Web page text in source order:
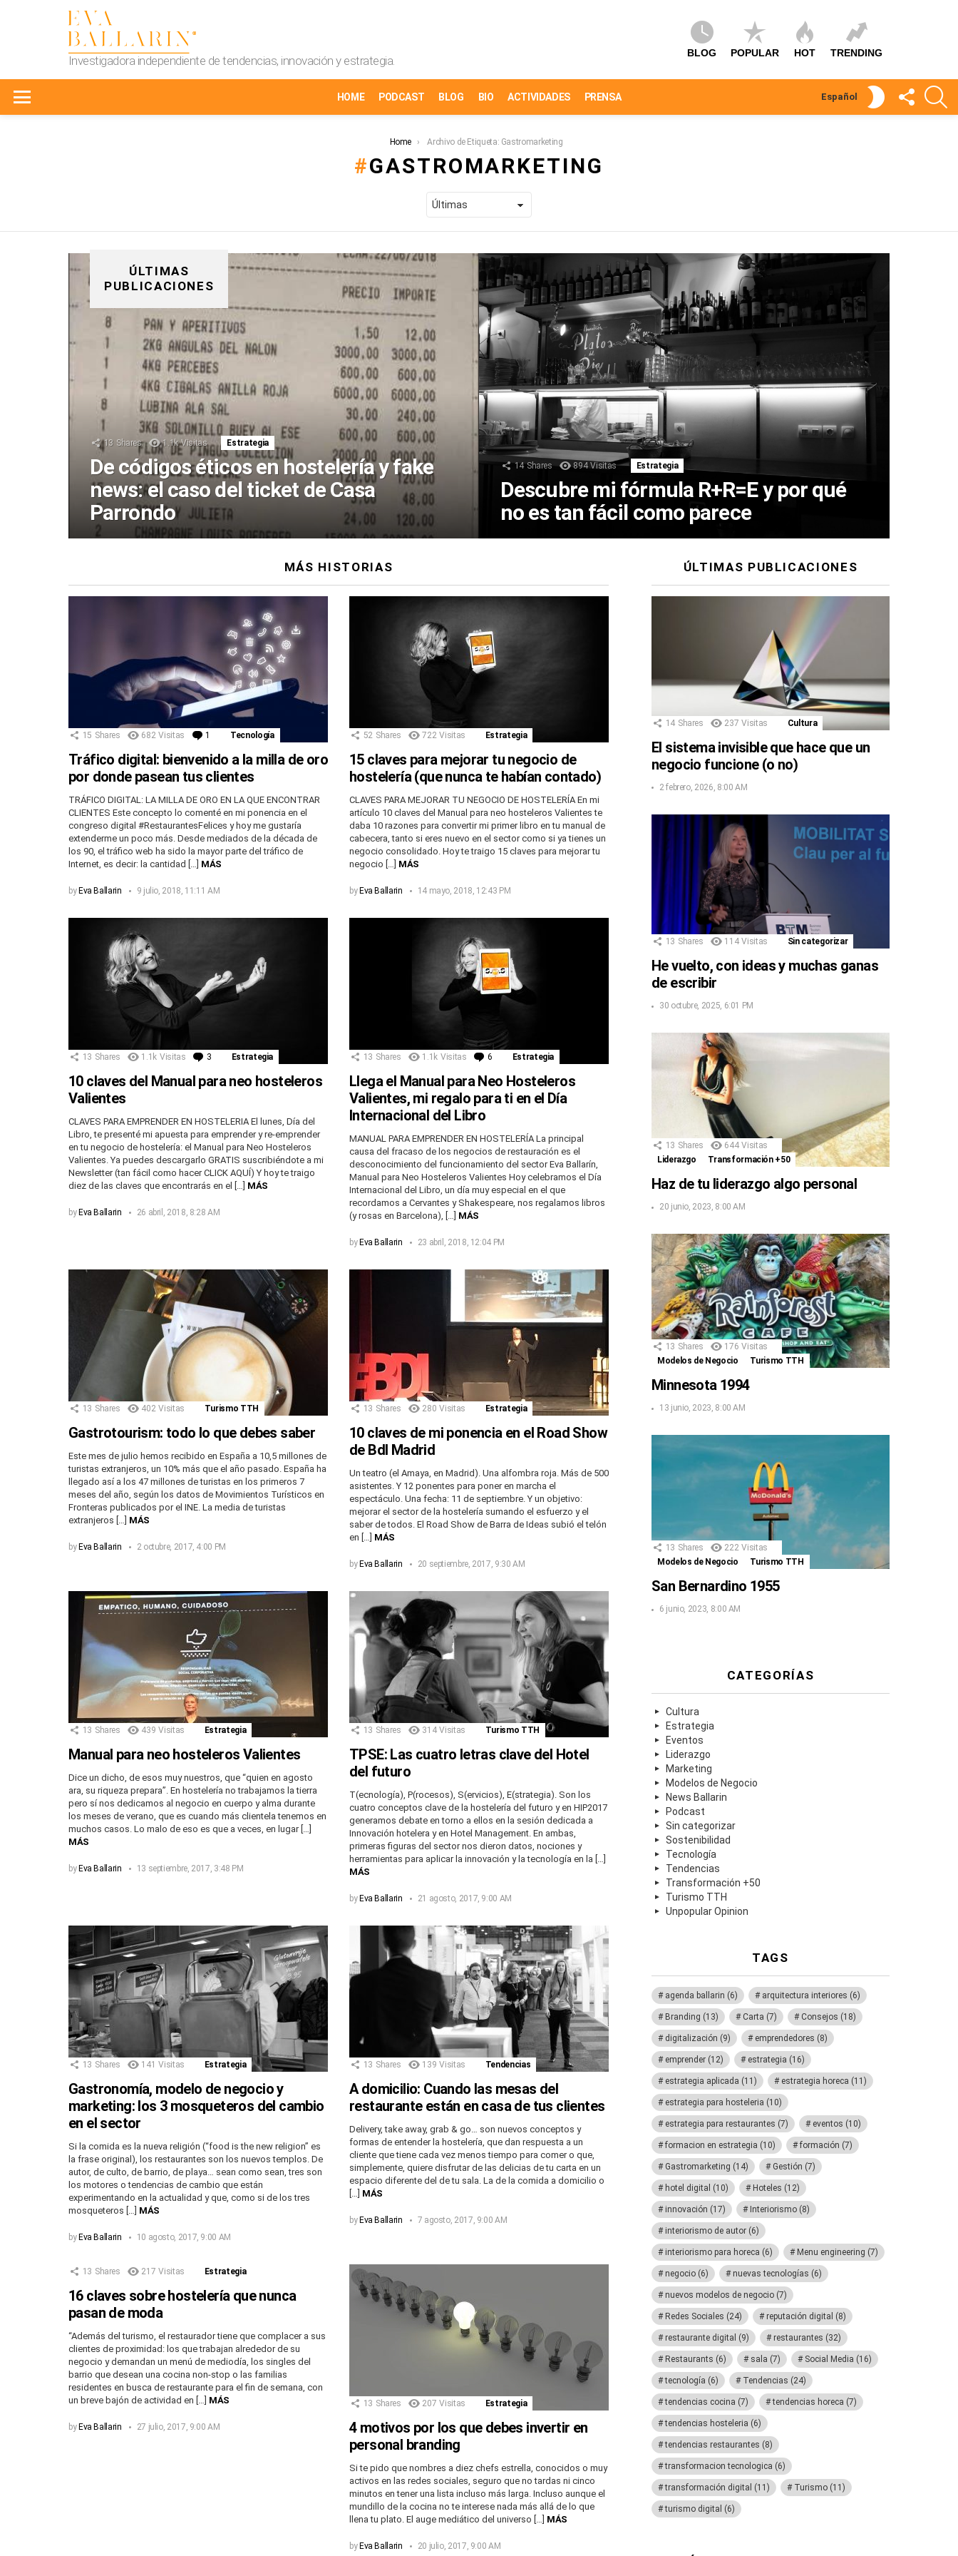
Investigadora independiente de tendencias, innovación y estrategia.
BLOG POPULAR HOT TRENDING
HOME PODCAST BLOG BIO ACTIVIDADES PRENSA Español
SKIN
SÍGUEME
Home Archivo de Etiqueta: Gastromarketing
GASTROMARKETING
ÚLTIMAS
PUBLICACIONES
13 Shares 1.1k Visitas Estrategia
De códigos éticos en hostelería y fake
news: el caso del ticket de Casa
Parrondo
14 Shares 894 Visitas Estrategia
Descubre mi fórmula R+R=E y por qué
no es tan fácil como parece
MÁS HISTORIAS
15 Shares 682 Visitas 1 Comentario
Tecnología
Tráfico digital: bienvenido a la milla de oro
por donde pasean tus clientes
TRÁFICO DIGITAL: LA MILLA DE ORO EN LA QUE ENCONTRAR
CLIENTES Este concepto lo comenté en mi ponencia en el
congreso digital #RestaurantesFelices y hoy me gustaría
extenderme un poco más. Desde mediados de la década de
los 90, el tráfico web ha sido la mayor parte del tráfico de
Internet, es decir: la cantidad […] MÁS
by Eva Ballarin 9 julio, 2018, 11:11 AM
52 Shares 722 Visitas Estrategia
15 claves para mejorar tu negocio de
hostelería (que nunca te habían contado)
CLAVES PARA MEJORAR TU NEGOCIO DE HOSTELERÍA En mi
artículo 10 claves del Manual para neo hosteleros Valientes te
daba 10 razones para convertir mi primer libro en tu manual de
cabecera, tanto si eres nuevo en el sector como si ya tienes un
negocio consolidado. Hoy te traigo 15 claves para mejorar tu
negocio […] MÁS
by Eva Ballarin 14 mayo, 2018, 12:43 PM
13 Shares 1.1k Visitas 3 Comentarios
Estrategia
10 claves del Manual para neo hosteleros
Valientes
CLAVES PARA EMPRENDER EN HOSTELERIA El lunes, Día del
Libro, te presenté mi apuesta para emprender y re-emprender
en tu negocio de hostelería: el Manual para Neo Hosteleros
Valientes. Ya puedes descargarlo GRATIS suscribiéndote a mi
Newsletter (tan fácil como hacer CLICK AQUÍ) Y hoy te traigo
diez de las claves que encontrarás en el […] MÁS
by Eva Ballarin 26 abril, 2018, 8:28 AM
13 Shares 1.1k Visitas 6 Comentarios
Estrategia
Llega el Manual para Neo Hosteleros
Valientes, mi regalo para ti en el Día
Internacional del Libro
MANUAL PARA EMPRENDER EN HOSTELERÍA La principal
causa del fracaso de los negocios de restauración es el
desconocimiento del funcionamiento del sector Eva Ballarín,
Manual para Neo Hosteleros Valientes Hoy celebramos el Día
Internacional del Libro, un día muy especial en el que
recordamos a Cervantes y Shakespeare, nos regalamos libros
(y rosas en Barcelona), […] MÁS
by Eva Ballarin 23 abril, 2018, 12:04 PM
13 Shares 402 Visitas Turismo TTH
Gastrotourism: todo lo que debes saber
Este mes de julio hemos recibido en España a 10,5 millones de
turistas extranjeros, un 10% más que el año pasado. España ha
llegado así a los 47 millones de turistas en los primeros 7
meses del año, según los datos de Movimientos Turísticos en
Fronteras publicados por el INE. La media de turistas
extranjeros […] MÁS
by Eva Ballarin 2 octubre, 2017, 4:00 PM
13 Shares 280 Visitas Estrategia
10 claves de mi ponencia en el Road Show
de BdI Madrid
Un teatro (el Amaya, en Madrid). Una alfombra roja. Más de 500
asistentes. Y 12 ponentes para poner en marcha el
espectáculo. Una fecha: 11 de septiembre. Y un objetivo:
mejorar el sector de la hostelería sumando el esfuerzo y el
saber de todos. El Road Show de Barra de Ideas subió el telón
en […] MÁS
by Eva Ballarin 20 septiembre, 2017, 9:30 AM
13 Shares 439 Visitas Estrategia
Manual para neo hosteleros Valientes
Dice un dicho, de esos muy nuestros, que “quien en agosto
ara, su riqueza prepara”. En hostelería no trabajamos la tierra
pero sí nos dedicamos al negocio en cuerpo y alma durante
los meses de verano, que es cuando más clientela tenemos en
muchos casos. Lo malo de eso es que a veces, en lugar […]
MÁS
by Eva Ballarin 13 septiembre, 2017, 3:48 PM
13 Shares 314 Visitas Turismo TTH
TPSE: Las cuatro letras clave del Hotel
del futuro
T(ecnología), P(rocesos), S(ervicios), E(strategia). Son los
cuatro conceptos clave de la hostelería del futuro y en HIP2017
generamos debate en torno a ellos en la sesión dedicada a
Innovación hotelera y en Hotel Management. En ambas,
primeras figuras del sector nos dieron datos, nociones y
herramientas para aplicar la innovación y la tecnología en la […]
MÁS
by Eva Ballarin 21 agosto, 2017, 9:00 AM
13 Shares 141 Visitas Estrategia
Gastronomía, modelo de negocio y
marketing: los 3 mosqueteros del cambio
en el sector
Si la comida es la nueva religión (“food is the new religion” es
la frase original), los restaurantes son los nuevos templos. De
autor, de culto, de barrio, de playa… sean como sean, tres son
los motores o tendencias de cambio que están
experimentando en la actualidad y que, como si de los tres
mosqueteros […] MÁS
by Eva Ballarin 10 agosto, 2017, 9:00 AM
13 Shares 139 Visitas Tendencias
A domicilio: Cuando las mesas del
restaurante están en casa de tus clientes
Delivery, take away, grab & go… son nuevos conceptos y
formas de entender la hostelería, que dan respuesta a un
cliente que tiene cada vez menos tiempo para comer o que,
simplemente, quiere disfrutar de las delicias de tu carta en un
espacio diferente del de tu sala. La de la comida a domicilio o
[…] MÁS
by Eva Ballarin 7 agosto, 2017, 9:00 AM
13 Shares 217 Visitas Estrategia
16 claves sobre hostelería que nunca
pasan de moda
“Además del turismo, el restaurador tiene que complacer a sus
clientes de proximidad: los que trabajan alrededor de su
negocio y demandan un menú de mediodía, los singles del
barrio que desean una cocina non-stop o las familias
residentes en busca de restaurante para el fin de semana, con
un breve bajón de actividad en […] MÁS
by Eva Ballarin 27 julio, 2017, 9:00 AM
13 Shares 207 Visitas Estrategia
4 motivos por los que debes invertir en
personal branding
Si te pido que nombres a diez chefs estrella, conocidos o muy
activos en las redes sociales, seguro que no tardas ni cinco
minutos en tener una lista incluso más larga. Incluso aunque el
mundillo de la cocina no te interese nada más allá de lo que
llena tu plato. El auge mediático del universo […] MÁS
by Eva Ballarin 20 julio, 2017, 9:00 AM
ÚLTIMAS PUBLICACIONES
14 Shares 237 Visitas Cultura
El sistema invisible que hace que un
negocio funcione (o no)
2 febrero, 2026, 8:00 AM
13 Shares 114 Visitas Sin categorizar
He vuelto, con ideas y muchas ganas
de escribir
30 octubre, 2025, 6:01 PM
13 Shares 644 Visitas
Liderazgo
Transformación +50
Haz de tu liderazgo algo personal
20 junio, 2023, 8:00 AM
13 Shares 176 Visitas
Modelos de Negocio
Turismo TTH
Minnesota 1994
13 junio, 2023, 8:00 AM
13 Shares 222 Visitas
Modelos de Negocio
Turismo TTH
San Bernardino 1955
6 junio, 2023, 8:00 AM
CATEGORÍAS
Cultura
Estrategia
Eventos
Liderazgo
Marketing
Modelos de Negocio
News Ballarin
Podcast
Sin categorizar
Sostenibilidad
Tecnología
Tendencias
Transformación +50
Turismo TTH
Unpopular Opinion
TAGS
agenda ballarin (6) arquitectura interiores (6)
Branding (13) Carta (7) Consejos (18)
digitalización (9) emprendedores (8)
emprender (12) estrategia (16)
estrategia aplicada (11) estrategia horeca (11)
estrategia para hosteleria (10)
estrategia para restaurantes (7) eventos (10)
formacion en estrategia (10) formación (7)
Gastromarketing (14) Gestión (7)
hotel digital (10) Hoteles (12)
innovación (17) Interiorismo (8)
interiorismo de autor (6)
interiorismo para horeca (6) Menu engineering (7)
negocio (6) nuevas tecnologías (6)
nuevos modelos de negocio (7)
Redes Sociales (24) reputación digital (8)
restaurante digital (9) restaurantes (32)
Restaurants (6) sala (7) Social Media (16)
tecnología (6) Tendencias (24)
tendencias cocina (7) tendencias horeca (7)
tendencias hosteleria (6)
tendencias restaurantes (8)
transformacion tecnologica (6)
transformación digital (11) Turismo (11)
turismo digital (6)